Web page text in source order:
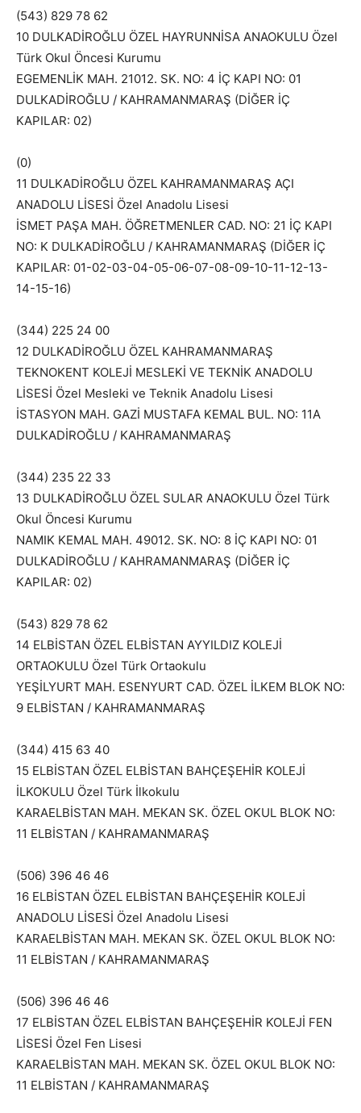
(543) 829 78 62
10 DULKADİROĞLU ÖZEL HAYRUNNİSA ANAOKULU Özel
Türk Okul Öncesi Kurumu
EGEMENLİK MAH. 21012. SK. NO: 4 İÇ KAPI NO: 01
DULKADİROĞLU / KAHRAMANMARAŞ (DİĞER İÇ
KAPILAR: 02)
(0)
11 DULKADİROĞLU ÖZEL KAHRAMANMARAŞ AÇI
ANADOLU LİSESİ Özel Anadolu Lisesi
İSMET PAŞA MAH. ÖĞRETMENLER CAD. NO: 21 İÇ KAPI
NO: K DULKADİROĞLU / KAHRAMANMARAŞ (DİĞER İÇ
KAPILAR: 01-02-03-04-05-06-07-08-09-10-11-12-13-
14-15-16)
(344) 225 24 00
12 DULKADİROĞLU ÖZEL KAHRAMANMARAŞ
TEKNOKENT KOLEJİ MESLEKİ VE TEKNİK ANADOLU
LİSESİ Özel Mesleki ve Teknik Anadolu Lisesi
İSTASYON MAH. GAZİ MUSTAFA KEMAL BUL. NO: 11A
DULKADİROĞLU / KAHRAMANMARAŞ
(344) 235 22 33
13 DULKADİROĞLU ÖZEL SULAR ANAOKULU Özel Türk
Okul Öncesi Kurumu
NAMIK KEMAL MAH. 49012. SK. NO: 8 İÇ KAPI NO: 01
DULKADİROĞLU / KAHRAMANMARAŞ (DİĞER İÇ
KAPILAR: 02)
(543) 829 78 62
14 ELBİSTAN ÖZEL ELBİSTAN AYYILDIZ KOLEJİ
ORTAOKULU Özel Türk Ortaokulu
YEŞİLYURT MAH. ESENYURT CAD. ÖZEL İLKEM BLOK NO:
9 ELBİSTAN / KAHRAMANMARAŞ
(344) 415 63 40
15 ELBİSTAN ÖZEL ELBİSTAN BAHÇEŞEHİR KOLEJİ
İLKOKULU Özel Türk İlkokulu
KARAELBİSTAN MAH. MEKAN SK. ÖZEL OKUL BLOK NO:
11 ELBİSTAN / KAHRAMANMARAŞ
(506) 396 46 46
16 ELBİSTAN ÖZEL ELBİSTAN BAHÇEŞEHİR KOLEJİ
ANADOLU LİSESİ Özel Anadolu Lisesi
KARAELBİSTAN MAH. MEKAN SK. ÖZEL OKUL BLOK NO:
11 ELBİSTAN / KAHRAMANMARAŞ
(506) 396 46 46
17 ELBİSTAN ÖZEL ELBİSTAN BAHÇEŞEHİR KOLEJİ FEN
LİSESİ Özel Fen Lisesi
KARAELBİSTAN MAH. MEKAN SK. ÖZEL OKUL BLOK NO:
11 ELBİSTAN / KAHRAMANMARAŞ